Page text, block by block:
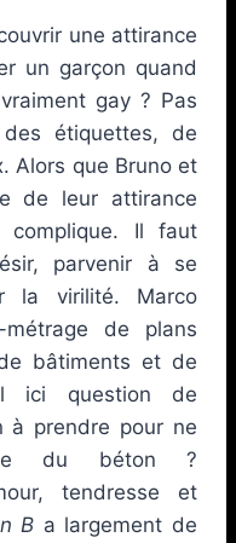
une attirance
un garçon quand
gay ? Pas
étiquettes, de
Alors que Bruno et
de leur attirance
complique. Il faut
parvenir à se
la virilité. Marco
de plans
bâtiments et de
il ici question de
à prendre pour ne
du béton ?
tendresse et
B a largement de